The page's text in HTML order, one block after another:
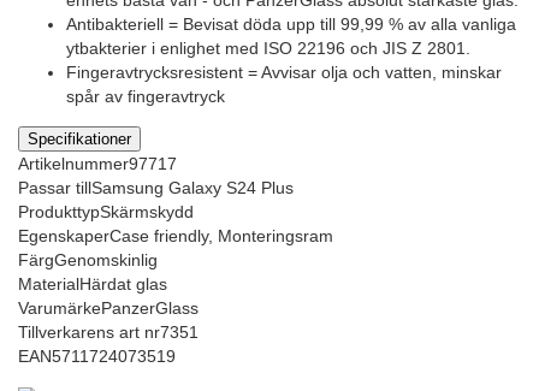
Antibakteriell = Bevisat döda upp till 99,99 % av alla vanliga
ytbakterier i enlighet med ISO 22196 och JIS Z 2801.
Fingeravtrycksresistent = Avvisar olja och vatten, minskar
spår av fingeravtryck
Specifikationer
Artikelnummer97717
Passar tillSamsung Galaxy S24 Plus
ProdukttypSkärmskydd
EgenskaperCase friendly, Monteringsram
FärgGenomskinlig
MaterialHärdat glas
VarumärkePanzerGlass
Tillverkarens art nr7351
EAN5711724073519